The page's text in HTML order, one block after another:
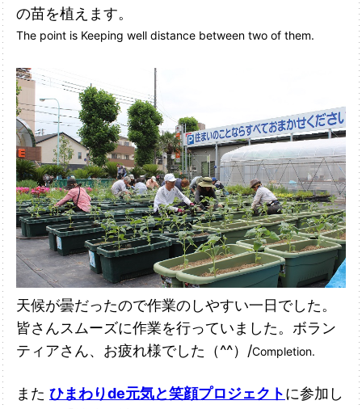
の苗を植えます。
The point is Keeping well distance between two of them.
天候が曇だったので作業のしやすい一日でした。
皆さんスムーズに作業を行っていました。 ボラン
ティアさん、お疲れ様でした（^^）/Completion.
また ひまわりde元気と笑顔プロジェクトに参加し